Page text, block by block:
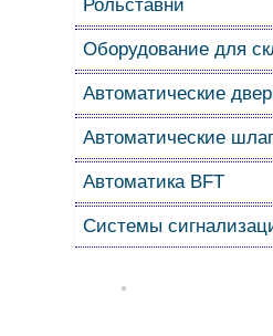
Рольставни
Оборудование для
Автоматические
Автоматические
Автоматика BFT
Системы